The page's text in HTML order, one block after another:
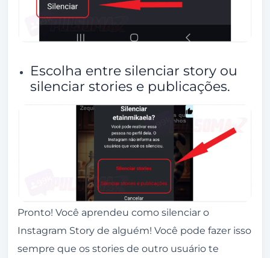
Escolha entre silenciar story ou
silenciar stories e publicações.
Pronto! Você aprendeu como silenciar o
Instagram Story de alguém! Você pode fazer isso
sempre que os stories de outro usuário te